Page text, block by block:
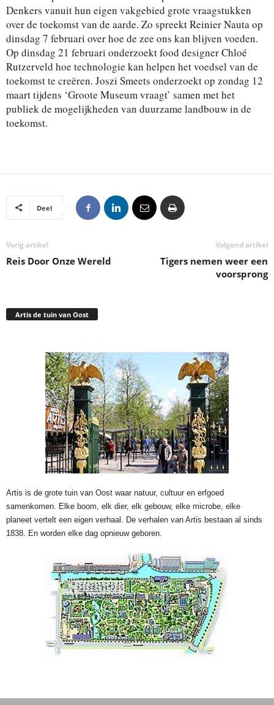
Denkers vanuit hun eigen vakgebied grote vraagstukken
over de toekomst van de aarde. Zo spreekt Reinier Nauta op
dinsdag 7 februari over hoe de zee ons kan blijven voeden.
Op dinsdag 21 februari onderzoekt food designer Chloé
Rutzerveld hoe technologie kan helpen het voedsel van de
toekomst te creëren. Joszi Smeets onderzoekt op zondag 12
maart tijdens ‘Groote Museum vraagt’ samen met het
publiek de mogelijkheden van duurzame landbouw in de
toekomst.
Deel
Vorig artikel
Reis Door Onze Wereld
Volgend artikel
Tigers nemen weer een
voorsprong
Artis de tuin van Oost
Artis is de grote tuin van Oost waar natuur, cultuur en erfgoed
samenkomen. Elke boom, elk dier, elk gebouw, elke microbe, elke
planeet vertelt een eigen verhaal. De verhalen van Artis bestaan al sinds
1838. En worden elke dag opnieuw geboren.